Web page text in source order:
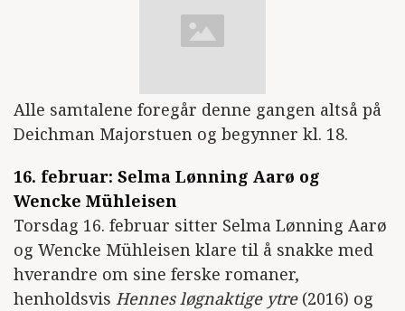
Alle samtalene foregår denne gangen altså på
Deichman Majorstuen og begynner kl. 18.
16. februar: Selma Lønning Aarø og
Wencke Mühleisen
Torsdag 16. februar sitter Selma Lønning Aarø
og Wencke Mühleisen klare til å snakke med
hverandre om sine ferske romaner,
henholdsvis Hennes løgnaktige ytre(2016) og